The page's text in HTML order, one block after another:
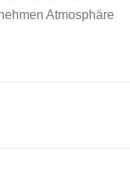
Atmosphäre